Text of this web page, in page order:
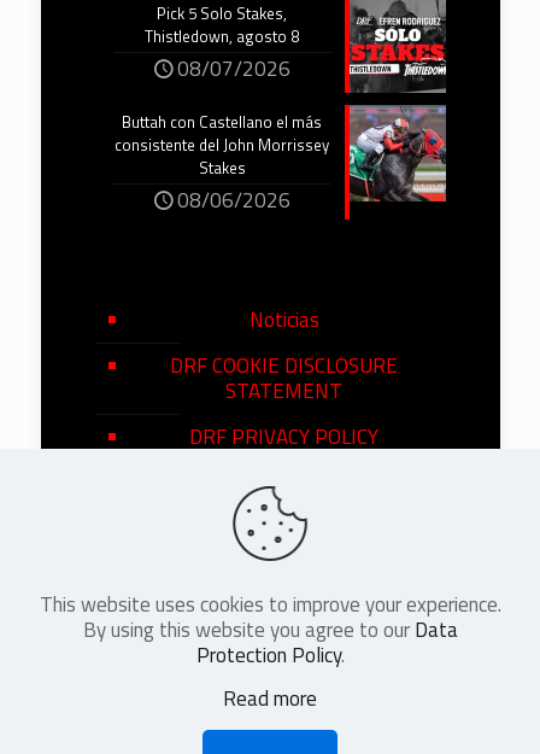
Pick 5 Solo Stakes,
Thistledown, agosto 8
08/07/2026
Buttah con Castellano el más
consistente del John Morrissey
Stakes
08/06/2026
Noticias
DRF COOKIE DISCLOSURE
STATEMENT
DRF PRIVACY POLICY
©2026DRF en Español. All Rights
Reserved
This website uses cookies to improve your experience.
By using this website you agree to ourData
Protection Policy.
Read more